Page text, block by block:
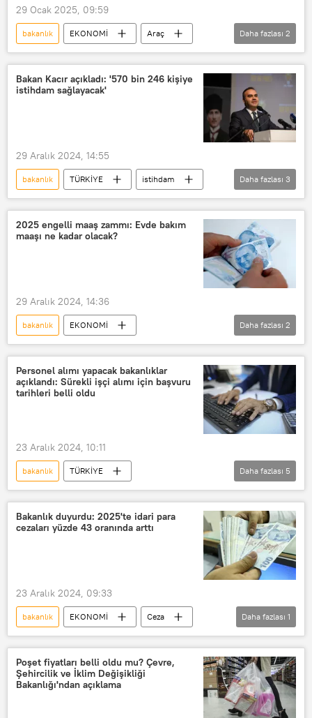
29 Ocak 2025, 09:59
bakanlık EKONOMİ
Araç
ihale
Gümrük
Daha fazlası 2
Bakan Kacır açıkladı: '570 bin 246 kişiye
istihdam sağlayacak'
29 Aralık 2024, 14:55
bakanlık TÜRKİYE
istihdam
İstihdam
Personel GAP
Daha fazlası 3
2025 engelli maaş zammı: Evde bakım
maaşı ne kadar olacak?
29 Aralık 2024, 14:36
bakanlık
EKONOMİ
evde bakım maaşı
evde bakım
Daha fazlası 2
Personel alımı yapacak bakanlıklar
açıklandı: Sürekli işçi alımı için başvuru
tarihleri belli oldu
23 Aralık 2024, 10:11
bakanlık
TÜRKİYE
Hazine ve Maliye Bakanlığı
Ulaştırma ve Altyapı Bakanlığı
personel alımı
İŞKUR
Daha fazlası 5
Bakanlık duyurdu: 2025'te idari para
cezaları yüzde 43 oranında arttı
23 Aralık 2024, 09:33
bakanlık EKONOMİ
Ceza
Para cezası
Daha fazlası 1
Poşet fiyatları belli oldu mu? Çevre,
Şehircilik ve İklim Değişikliği
Bakanlığı'ndan açıklama